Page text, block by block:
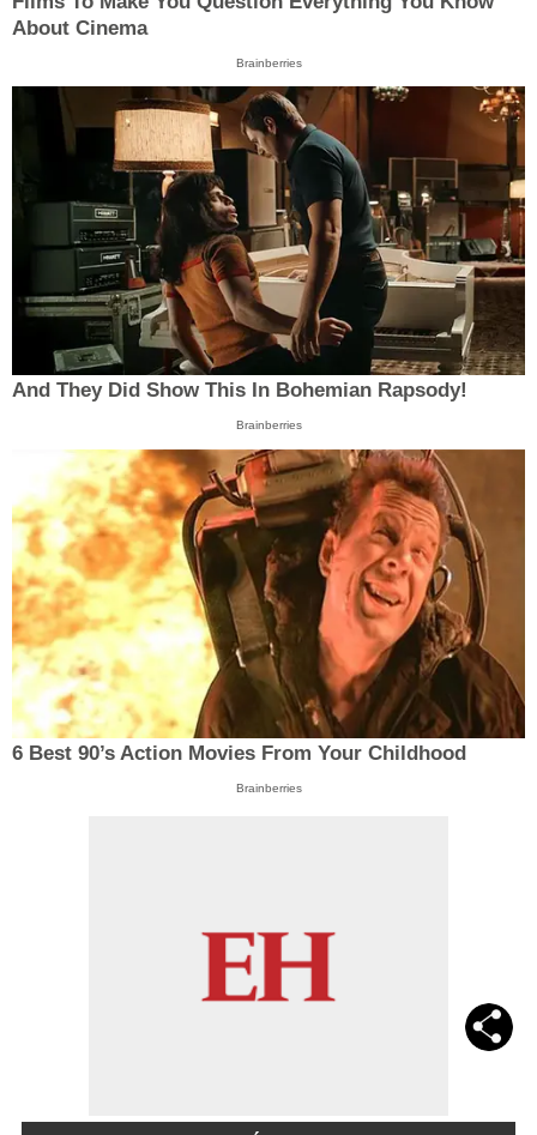
About Cinema
Brainberries
And They Did Show This In Bohemian Rapsody!
Brainberries
6 Best 90’s Action Movies From Your Childhood
Brainberries